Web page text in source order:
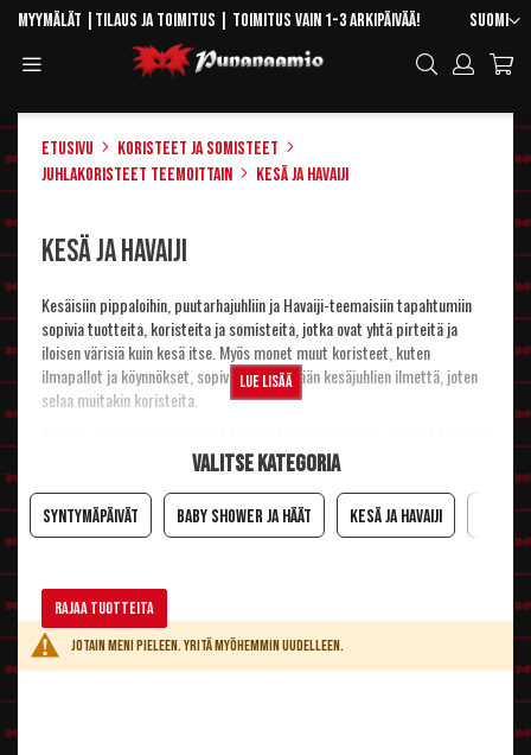
Skip
Content
Kieli
Suomi
Myymälät Tilaus ja toimitus | Toimitus vain 1-3 arkipäivää!
Hae
Etusivu
Koristeet ja somisteet
Juhlakoristeet teemoittain
Kesä ja Havaiji
Kesä ja Havaiji
Kesäisiin pippaloihin, puutarhajuhliin ja Havaiji-teemaisiin tapahtumiin
sopivia tuotteita, koristeita ja somisteita, jotka ovat yhtä pirteitä ja
iloisen värisiä kuin kesä itse. Myös monet muut koristeet, kuten
ilmapallot jaköynnökset , sopivat piristämään kesäjuhlien ilmettä, joten
selaa muitakinkoristeita
kaikkiin tilanteisiin, joissa astioiden tiskaaminen on hankalaa tai
sirpaleiksi. :-)
Lue lisää
Valitse kategoria
Syntymäpäivät Baby shower ja häät Kesä ja Havaiji
Rajaa tuotteita
Jotain meni pieleen. Yritä myöhemmin uudelleen.